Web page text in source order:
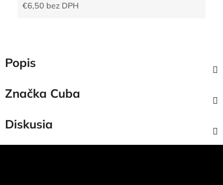
€6,50 bez DPH
Popis
Značka Cuba
Diskusia